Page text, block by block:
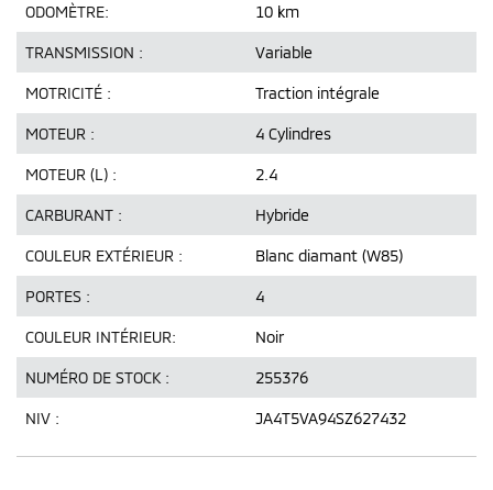
ODOMÈTRE: 10 km
TRANSMISSION : Variable
MOTRICITÉ : Traction intégrale
MOTEUR : 4 Cylindres
MOTEUR (L) : 2.4
CARBURANT : Hybride
COULEUR EXTÉRIEUR : Blanc diamant (W85)
PORTES : 4
COULEUR INTÉRIEUR: Noir
NUMÉRO DE STOCK : 255376
NIV : JA4T5VA94SZ627432